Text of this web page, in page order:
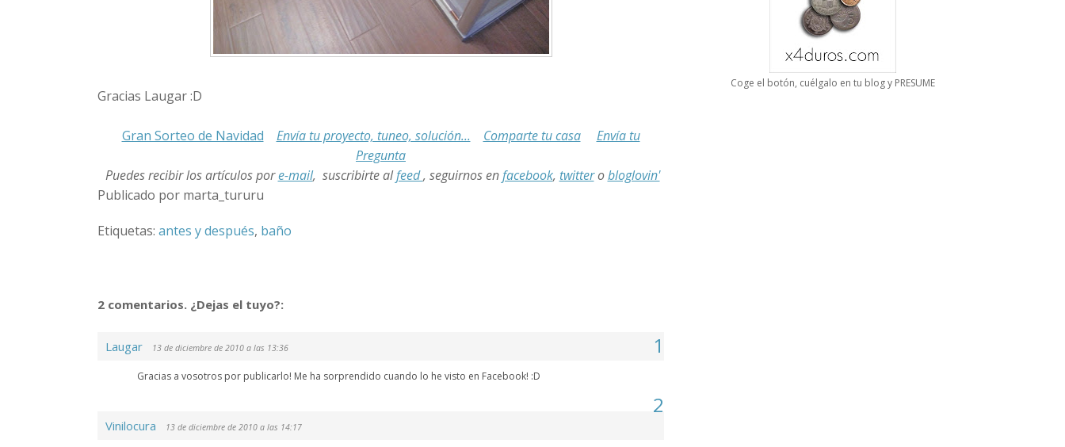
Gracias Laugar :D
Gran Sorteo de Navidad Envía tu proyecto, tuneo, solución... Comparte tu casa
Envía tu
Pregunta
Puedes recibir los artículos pore-mail, suscribirte alfeed, seguirnos enfacebook, twitterobloglovin'
Publicado por marta_tururu
Etiquetas: antes y después, baño
2 comentarios. ¿Dejas el tuyo?:
1
Laugar 13 de diciembre de 2010 a las 13:36
Gracias a vosotros por publicarlo! Me ha sorprendido cuando lo he visto en Facebook! :D
2
Vinilocura 13 de diciembre de 2010 a las 14:17
Coge el botón, cuélgalo en tu blog y PRESUME